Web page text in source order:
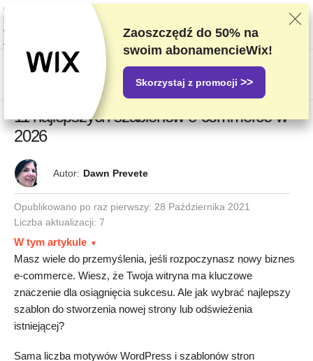
Oceniamy dostawców w oparciu o rygorystyczne testy i badania, ale także
bierzemy pod uwagę opinie użytkowników i nasze umowy handlowe z
dostawcami. Ta strona zawiera linki partnerskie.Oświadczenie dotyczące
reklam
11 najlepszych szablonów e-commerce w
2026
Autor: Dawn Prevete
Opublikowano po raz pierwszy: 28 Października 2021
Liczba aktualizacji: 7
W tym artykule
Masz wiele do przemyślenia, jeśli rozpoczynasz nowy biznes
e-commerce. Wiesz, że Twoja witryna ma kluczowe
znaczenie dla osiągnięcia sukcesu. Ale jak wybrać najlepszy
szablon do stworzenia nowej strony lub odświeżenia
istniejącej?
Sama liczba motywów WordPress i szablonów stron
Zaoszczędź do 50% na
swoim abonamencieWix!
Skorzystaj z promocji >>